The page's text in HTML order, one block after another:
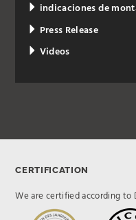
indicaciones de
Press Release
Videos
CERTIFICATION
We are certified according to